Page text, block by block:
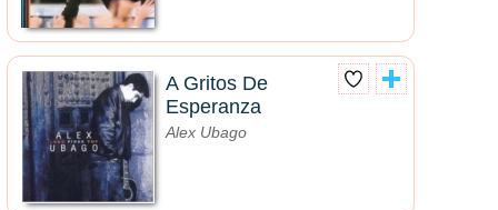
A Gritos De
Esperanza
Alex Ubago